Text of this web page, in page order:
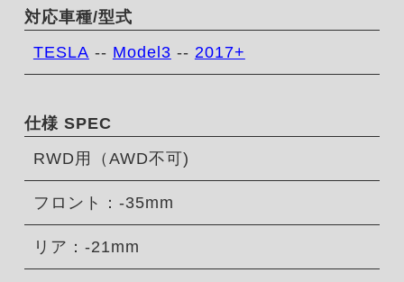
対応車種/型式
TESLA -- Model3 -- 2017+
仕様 SPEC
RWD用（AWD不可)
フロント：-35mm
リア：-21mm